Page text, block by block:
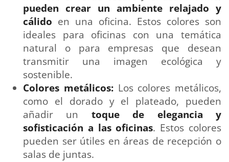
pueden crear un ambiente relajado y
cálido en una oficina. Estos colores son
ideales para oficinas con una temática
natural o para empresas que desean
transmitir una imagen ecológica y
sostenible.
Colores metálicos:Los colores metálicos,
como el dorado y el plateado, pueden
añadir un toque de elegancia y
sofisticación a las oficinas. Estos colores
pueden ser útiles en áreas de recepción o
salas de juntas.